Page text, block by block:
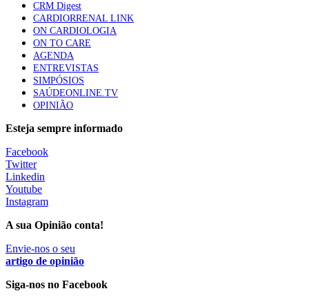
elegíveis para inibidores PD-(L)1
61 visualizações
Especialistas defendem mais potássio na alimentação
para ajudar a controlar a hipertensão
57 visualizações
MAIS NOTÍCIAS
Sindicato diz que nova carreira de médicos dentistas reforça
estabilidade no SNS
6 Ago, 2026
Mais de 400 utentes beneficiaram de comparticipação reforçada
para tratamentos de infertilidade na Madeira
6 Ago, 2026 0 Comments
CRM Digest
CARDIORRENAL LINK
ON CARDIOLOGIA
ON TO CARE
AGENDA
ENTREVISTAS
SIMPÓSIOS
SAÚDEONLINE.TV
OPINIÃO
Esteja sempre informado
Facebook
Twitter
Linkedin
Youtube
Instagram
A sua Opinião conta!
Envie-nos o seu
artigo de opinião
Siga-nos no Facebook